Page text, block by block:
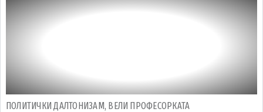
ПОЛИТИЧКИ ДАЛТОНИЗАМ, ВЕЛИ ПРОФЕСОРКАТА